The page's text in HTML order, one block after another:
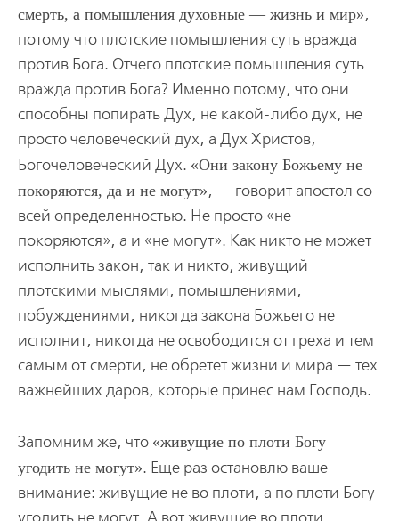
смерть, а помышления духовные — жизнь и мир ,
потому что плотские помышления суть вражда
против Бога. Отчего плотские помышления суть
вражда против Бога? Именно потому, что они
способны попирать Дух, не какой-либо дух, не
просто человеческий дух, а Дух Христов,
Богочеловеческий Дух.
Они закону Божьему не
покоряются, да и не могут , — говорит апостол со
всей определенностью. Не просто «не
покоряются», а и «не могут». Как никто не может
исполнить закон, так и никто, живущий
плотскими мыслями, помышлениями,
побуждениями, никогда закона Божьего не
исполнит, никогда не освободится от греха и тем
самым от смерти, не обретет жизни и мира — тех
важнейших даров, которые принес нам Господь.
Запомним же, что
живущие по плоти Богу
угодить не могут . Еще раз остановлю ваше
внимание: живущие не во плоти, а по плоти Богу